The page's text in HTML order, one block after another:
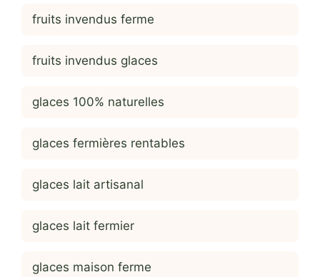
fruits invendus ferme
fruits invendus glaces
glaces 100% naturelles
glaces fermières rentables
glaces lait artisanal
glaces lait fermier
glaces maison ferme